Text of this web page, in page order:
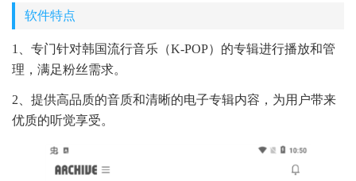
软件特点
1、专门针对韩国流行音乐（K-POP）的专辑进行播放和管
理，满足粉丝需求。
2、提供高品质的音质和清晰的电子专辑内容，为用户带来
优质的听觉享受。